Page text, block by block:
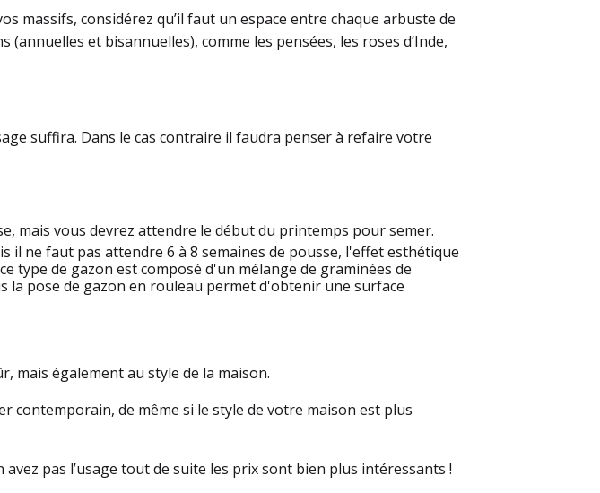
considérez qu’il faut un espace entre chaque arbuste de
et bisannuelles), comme les pensées, les roses d’Inde,
suffira. Dans le cas contraire il faudra penser à refaire votre
mais vous devrez attendre le début du printemps pour semer.
il ne faut pas attendre 6 à 8 semaines de pousse, l'effet esthétique
type de gazon est composé d'un mélange de graminées de
la pose de gazon en rouleau permet d'obtenir une surface
mais également au style de la maison.
contemporain, de même si le style de votre maison est plus
avez pas l’usage tout de suite les prix sont bien plus intéressants !